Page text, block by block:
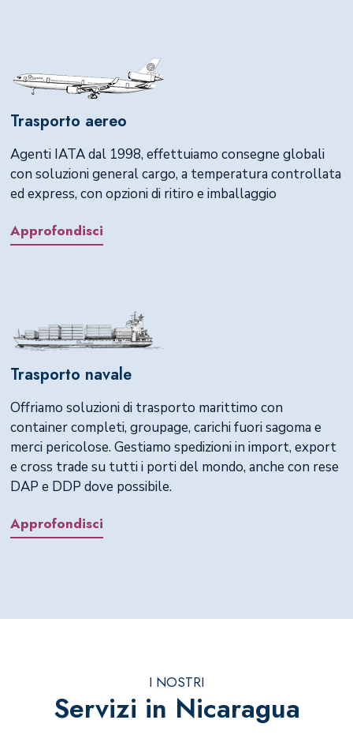
Trasporto aereo
Agenti IATA dal 1998, effettuiamo consegne globali
con soluzioni general cargo, a temperatura controllata
ed express, con opzioni di ritiro e imballaggio
Approfondisci
Trasporto navale
Offriamo soluzioni di trasporto marittimo con
container completi, groupage, carichi fuori sagoma e
merci pericolose. Gestiamo spedizioni in import, export
e cross trade su tutti i porti del mondo, anche con rese
DAP e DDP dove possibile.
Approfondisci
I NOSTRI
Servizi in Nicaragua